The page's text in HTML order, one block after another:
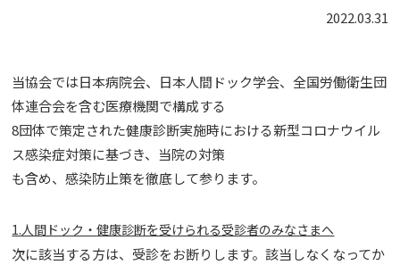
2022.03.31
当協会では日本病院会、日本人間ドック学会、全国労働衛生団
体連合会を含む医療機関で構成する
8団体で策定された健康診断実施時における新型コロナウイル
ス感染症対策に基づき、当院の対策
も含め、感染防止策を徹底して参ります。
1.人間ドック・健康診断を受けられる受診者のみなさまへ
次に該当する方は、受診をお断りします。該当しなくなってか